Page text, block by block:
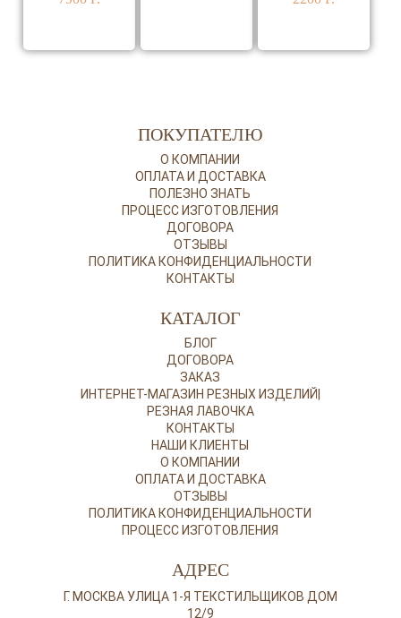
ПОКУПАТЕЛЮ
О КОМПАНИИ
ОПЛАТА И ДОСТАВКА
ПОЛЕЗНО ЗНАТЬ
ПРОЦЕСС ИЗГОТОВЛЕНИЯ
ДОГОВОРА
ОТЗЫВЫ
ПОЛИТИКА КОНФИДЕНЦИАЛЬНОСТИ
КОНТАКТЫ
КАТАЛОГ
БЛОГ
ДОГОВОРА
ЗАКАЗ
ИНТЕРНЕТ-МАГАЗИН РЕЗНЫХ ИЗДЕЛИЙ|
РЕЗНАЯ ЛАВОЧКА
КОНТАКТЫ
НАШИ КЛИЕНТЫ
О КОМПАНИИ
ОПЛАТА И ДОСТАВКА
ОТЗЫВЫ
ПОЛИТИКА КОНФИДЕНЦИАЛЬНОСТИ
ПРОЦЕСС ИЗГОТОВЛЕНИЯ
АДРЕС
Г. МОСКВА УЛИЦА 1-Я ТЕКСТИЛЬЩИКОВ ДОМ
12/9